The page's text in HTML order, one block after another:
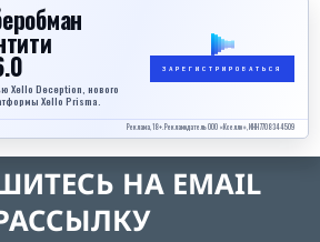
Xello Deception, нового
Xello Prisma.
ЗАРЕГИСТРИРОВАТЬСЯ
Реклама, 18+. Рекламодатель ООО «Кселло», ИНН 7708344509
НА EMAIL